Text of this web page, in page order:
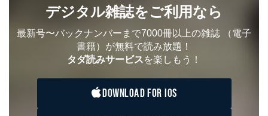
デジタル雑誌をご利用なら
最新号〜バックナンバーまで7000冊以上の雑誌 （電子
書籍）が無料で読み放題！
タダ読みサービスを楽しもう！
DOWNLOAD FOR IOS